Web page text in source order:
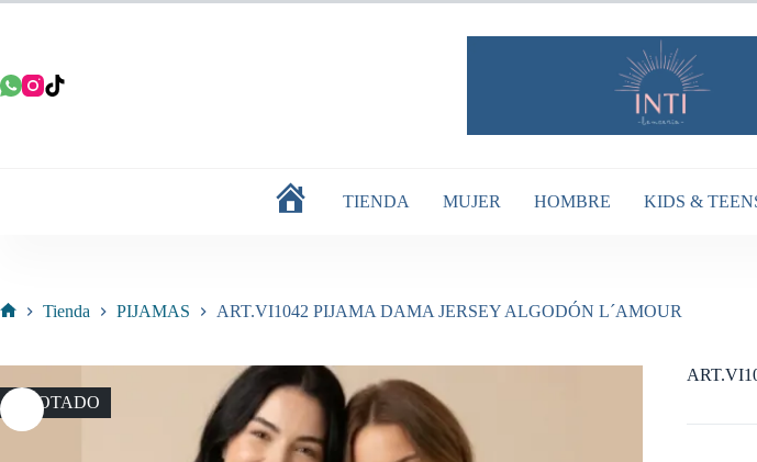
Saltar
INICIO TIENDA MUJER HOMBRE KIDS &
Tienda PIJAMAS ART.VI1042 PIJAMA DAMA JERSEY ALGODÓN L´AMOUR
AGOTADO